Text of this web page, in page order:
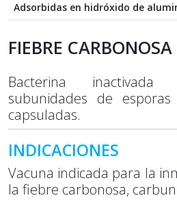
Adsorbidas en hidróxido de
FIEBRE
Bacterina inactivada
subunidades de
capsuladas.
INDICACIONES
Vacuna indicada para la
la fiebre carbonosa,